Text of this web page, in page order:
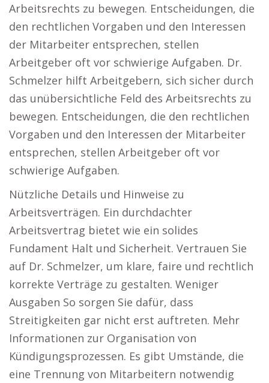
Arbeitsrechts zu bewegen. Entscheidungen, die
den rechtlichen Vorgaben und den Interessen
der Mitarbeiter entsprechen, stellen
Arbeitgeber oft vor schwierige Aufgaben. Dr.
Schmelzer hilft Arbeitgebern, sich sicher durch
das unübersichtliche Feld des Arbeitsrechts zu
bewegen. Entscheidungen, die den rechtlichen
Vorgaben und den Interessen der Mitarbeiter
entsprechen, stellen Arbeitgeber oft vor
schwierige Aufgaben.
Nützliche Details und Hinweise zu
Arbeitsverträgen. Ein durchdachter
Arbeitsvertrag bietet wie ein solides
Fundament Halt und Sicherheit. Vertrauen Sie
auf Dr. Schmelzer, um klare, faire und rechtlich
korrekte Verträge zu gestalten. Weniger
Ausgaben So sorgen Sie dafür, dass
Streitigkeiten gar nicht erst auftreten. Mehr
Informationen zur Organisation von
Kündigungsprozessen. Es gibt Umstände, die
eine Trennung von Mitarbeitern notwendig